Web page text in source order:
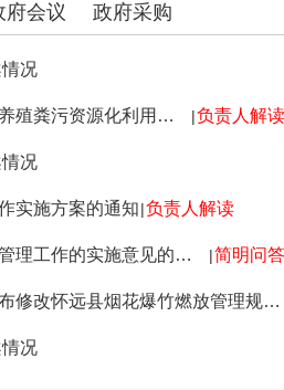
府会议 政府采购
况
|负责人解读
怀远县人民政府办公室印发关于进一步规范全县畜禽养殖粪污资源化利用的实施方案（试行）的通知
况
|负责人解读
实施方案的通知
|简明问答
怀远县人民政府印发关于进一步规范农村宅基地审批管理工作的实施意见的通知
【规范性文件程序开展情况】怀远县人民政府关于公布修改怀远县烟花爆竹燃放管理规定的决定的通知
况